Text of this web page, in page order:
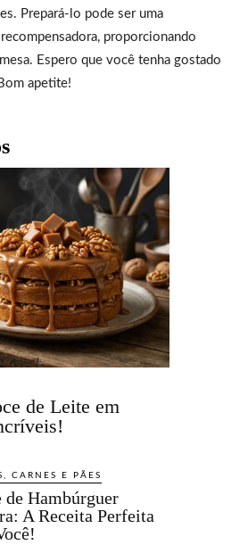
Prepará-lo pode ser uma
proporcionando
Espero que você tenha gostado
apetite!
de Leite em
CARNES E PÃES
de Hambúrguer
A Receita Perfeita